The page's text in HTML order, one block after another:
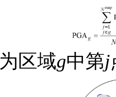
为区域g中第j